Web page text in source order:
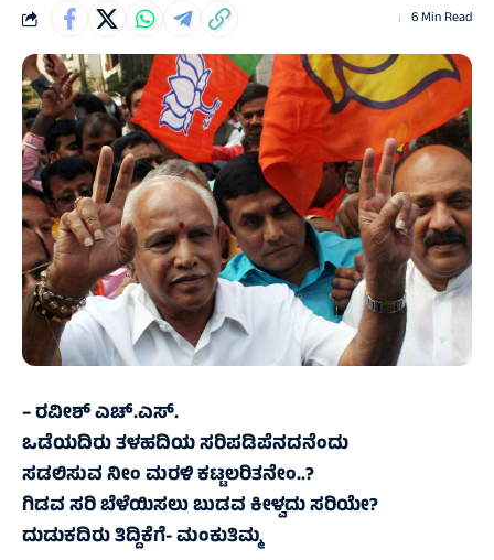
6 Min Read
– ರವೀಶ್ ಎಚ್.ಎಸ್.
ಒಡೆಯದಿರು ತಳಹದಿಯ ಸರಿಪಡಿಪೆನದನೆಂದು
ಸಡಲಿಸುವ ನೀಂ ಮರಳಿ ಕಟ್ಟಲರಿತನೇಂ..?
ಗಿಡವ ಸರಿ ಬೆಳೆಯಿಸಲು ಬುಡವ ಕೀಳ್ವದು ಸರಿಯೇ?
ದುಡುಕದಿರು ತಿದ್ದಿಕೆಗೆ- ಮಂಕುತಿಮ್ಮ